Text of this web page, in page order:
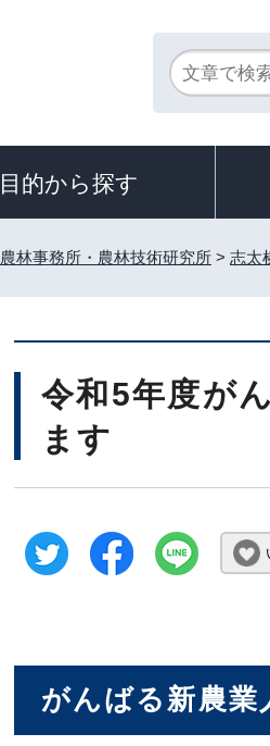
目的から探す
農林事務所・農林技術研究所 > 志太
令和5年度が
ます
がんばる新農業